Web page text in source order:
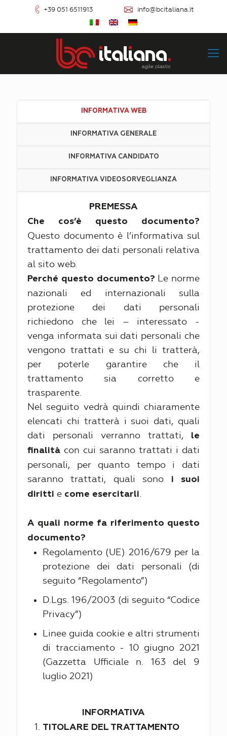
+39 051 6511913 info@bcitaliana.it
INFORMATIVA WEB
INFORMATIVA GENERALE
INFORMATIVA CANDIDATO
INFORMATIVA VIDEOSORVEGLIANZA
PREMESSA
Che cos’è questo documento?
Questo documento è l’informativa sul
trattamento dei dati personali relativa
al sito web.
Perché questo documento? Le norme
nazionali ed internazionali sulla
protezione dei dati personali
richiedono che lei – interessato -
venga informata sui dati personali che
vengono trattati e su chi li tratterà,
per poterle garantire che il
trattamento sia corretto e
trasparente.
Nel seguito vedrà quindi chiaramente
elencati chi tratterà i suoi dati, quali
dati personali verranno trattati,
le
finalità con cui saranno trattati i dati
personali, per quanto tempo i dati
saranno trattati, quali sono
i suoi
diritti e come esercitarli.
A quali norme fa riferimento questo
documento?
Regolamento (UE) 2016/679 per la
protezione dei dati personali (di
seguito “Regolamento”)
D.Lgs. 196/2003 (di seguito “Codice
Privacy”)
Linee guida cookie e altri strumenti
di tracciamento - 10 giugno 2021
(Gazzetta Ufficiale n. 163 del 9
luglio 2021)
INFORMATIVA
TITOLARE DEL TRATTAMENTO